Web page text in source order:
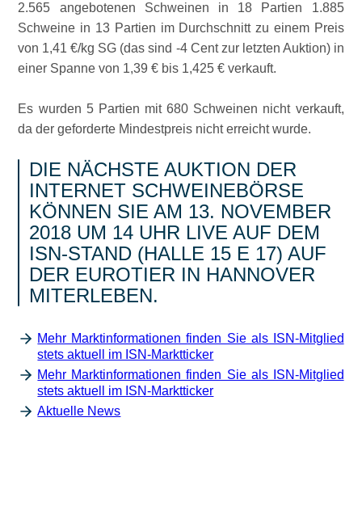
2.565 angebotenen Schweinen in 18 Partien 1.885
Schweine in 13 Partien im Durchschnitt zu einem Preis
von 1,41 €/kg SG (das sind -4 Cent zur letzten Auktion) in
einer Spanne von 1,39 € bis 1,425 € verkauft.
Es wurden 5 Partien mit 680 Schweinen nicht verkauft,
da der geforderte Mindestpreis nicht erreicht wurde.
DIE NÄCHSTE AUKTION DER
INTERNET SCHWEINEBÖRSE
KÖNNEN SIE AM 13. NOVEMBER
2018 UM 14 UHR LIVE AUF DEM
ISN-STAND (HALLE 15 E 17) AUF
DER EUROTIER IN HANNOVER
MITERLEBEN.
Mehr Marktinformationen finden Sie als ISN-Mitglied
stets aktuell im ISN-Marktticker
Mehr Marktinformationen finden Sie als ISN-Mitglied
stets aktuell im ISN-Marktticker
Aktuelle News